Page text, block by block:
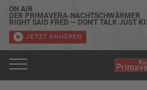
ON AIR
DER PRIMAVERA-NACHTSCHWÄRMER
RIGHT SAID FRED — DON'T TALK JUST
JETZT ANHÖREN